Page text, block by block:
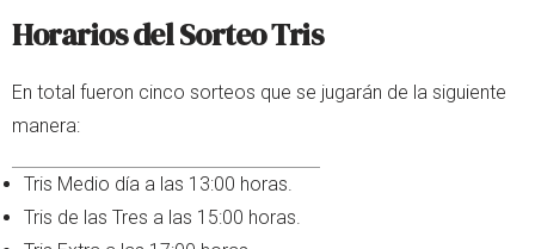
Horarios del Sorteo Tris
En total fueron cinco sorteos que se jugarán de la siguiente
manera:
Tris Medio día a las 13:00 horas.
Tris de las Tres a las 15:00 horas.